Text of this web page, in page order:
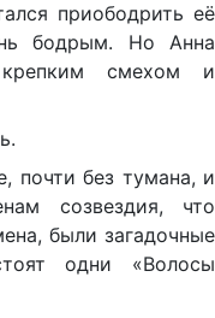
приободрить её
бодрым. Но Анна
смехом и
почти без тумана, и
созвездия, что
были загадочные
одни «Волосы